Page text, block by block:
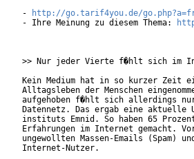
-
http://go.tarif4you.de/
- Ihre Meinung zu diesem Thema:
>> Nur jeder Vierte f�hlt sich im
Kein Medium hat in so kurzer Zeit
Alltagsleben der Menschen
aufgehoben f�hlt sich allerdings
Datennetz. Das ergab eine aktuelle
instituts Emnid. So haben 65
Erfahrungen im Internet gemacht.
ungewollten Massen-Emails (Spam)
Internet-Nutzer.